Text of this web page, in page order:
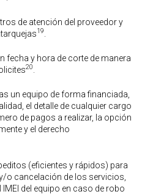
de atención del proveedor y
19
fecha y hora de corte de manera
20
un equipo de forma financiada,
el detalle de cualquier cargo
de pagos a realizar, la opción
y el derecho
(eficientes y rápidos) para
o cancelación de los servicios,
del equipo en caso de robo